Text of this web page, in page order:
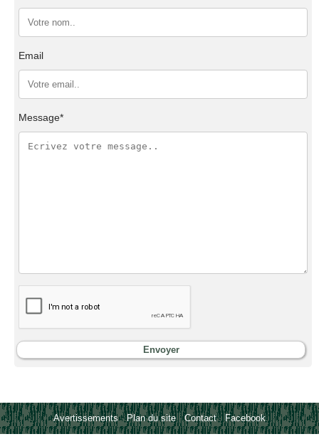
Email
Message*
Avertissements-Plan du site -Contact- Facebook